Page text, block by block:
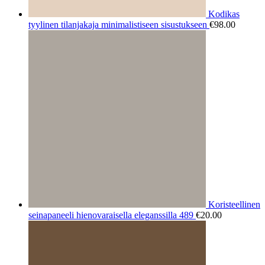
Kodikas
tyylinen tilanjakaja minimalistiseen sisustukseen €98.00
Koristeellinen
seinapaneeli hienovaraisella eleganssilla 489 €20.00